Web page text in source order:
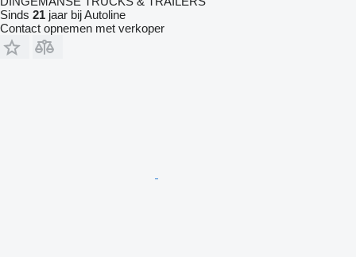
Sinds 21 jaar bij Autoline
Contact opnemen met verkoper